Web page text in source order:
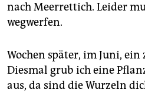
nach Meerrettich. Leider
wegwerfen.
Wochen später, im Juni, ein
Diesmal grub ich eine
aus, da sind die Wurzeln